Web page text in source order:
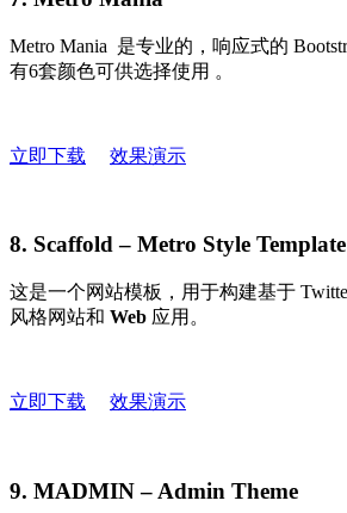
Metro Mania 是专业的，响应式的
有6套颜色可供选择使用 。
立即下载 效果演示
8. Scaffold – Metro Style Template
这是一个网站模板，用于构建基于
风格网站和 Web 应用。
立即下载 效果演示
9. MADMIN – Admin Theme